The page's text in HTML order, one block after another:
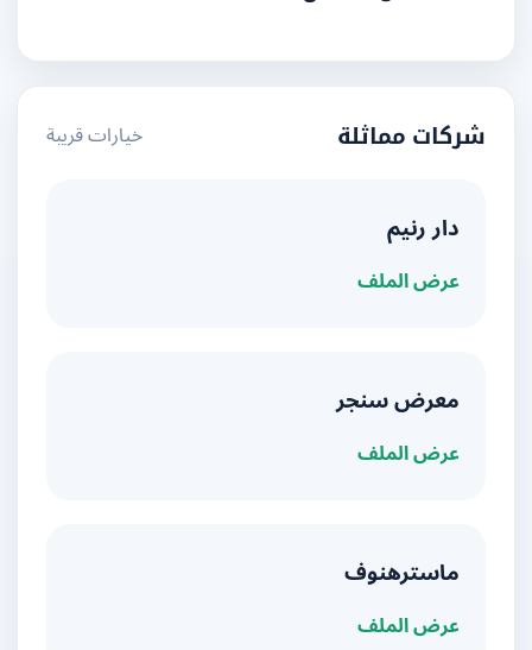
شركات مماثلة خيارات قريبة
دار رنيم
عرض الملف
معرض سنجر
عرض الملف
ماسترهنوف
عرض الملف